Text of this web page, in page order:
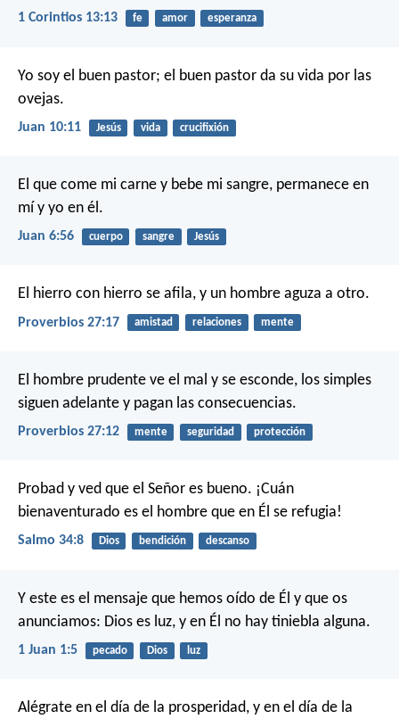
1 Corintios 13:13 fe amor esperanza
Yo soy el buen pastor; el buen pastor da su vida por las
ovejas.
Juan 10:11 Jesús vida crucifixión
El que come mi carne y bebe mi sangre, permanece en
mí y yo en él.
Juan 6:56 cuerpo sangre Jesús
El hierro con hierro se afila, y un hombre aguza a otro.
Proverbios 27:17 amistad relaciones mente
El hombre prudente ve el mal y se esconde, los simples
siguen adelante y pagan las consecuencias.
Proverbios 27:12 mente seguridad protección
Probad y ved que el Señor es bueno. ¡Cuán
bienaventurado es el hombre que en Él se refugia!
Salmo 34:8 Dios bendición descanso
Y este es el mensaje que hemos oído de Él y que os
anunciamos: Dios es luz, y en Él no hay tiniebla alguna.
1 Juan 1:5 pecado Dios luz
Alégrate en el día de la prosperidad, y en el día de la